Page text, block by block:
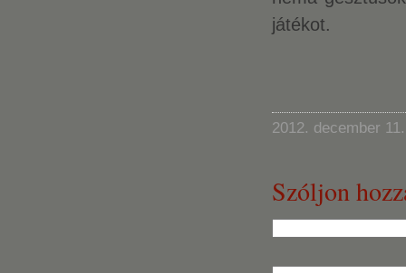
játékot.
2012. december 11.
Szóljon